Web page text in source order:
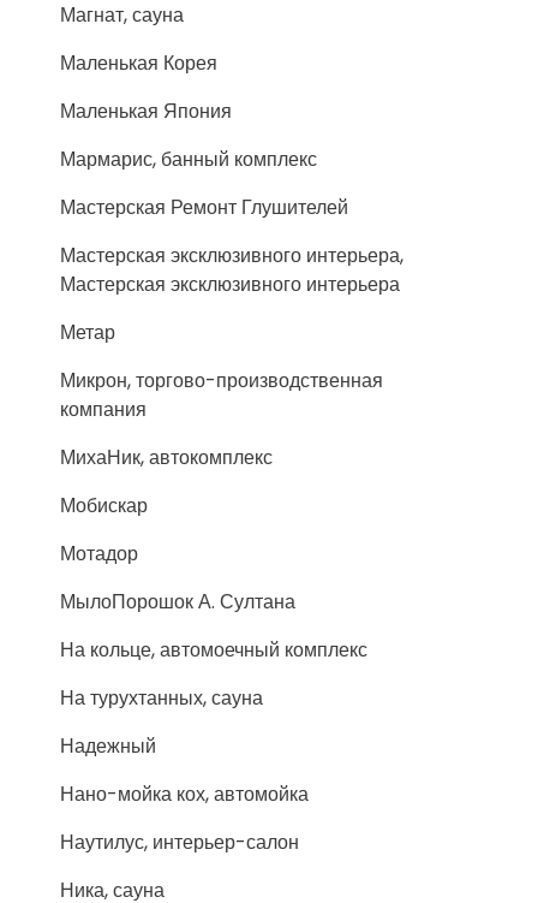
Магнат, сауна
Маленькая Корея
Маленькая Япония
Мармарис, банный комплекс
Мастерская Ремонт Глушителей
Мастерская эксклюзивного интерьера,
Мастерская эксклюзивного интерьера
Метар
Микрон, торгово-производственная
компания
МихаНик, автокомплекс
Мобискар
Мотадор
МылоПорошок А. Султана
На кольце, автомоечный комплекс
На турухтанных, сауна
Надежный
Нано-мойка кох, автомойка
Наутилус, интерьер-салон
Ника, сауна